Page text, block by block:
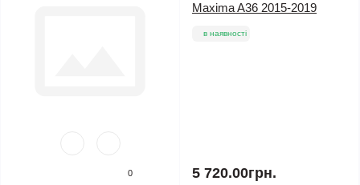
0
Maxima A36 2015-2019
в наявності
5 720.00грн.